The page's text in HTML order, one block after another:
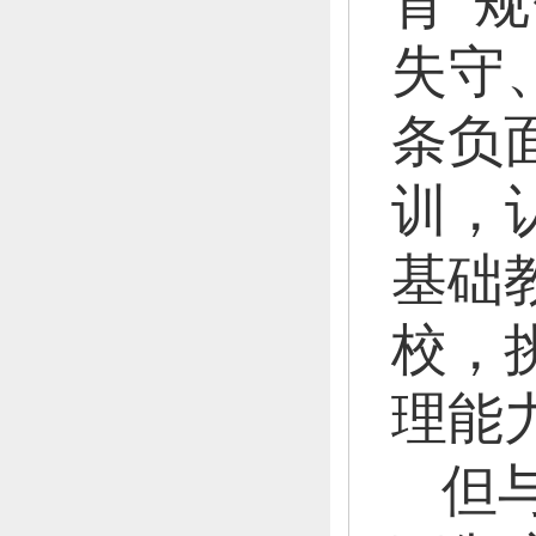
失守
条负
训，
基础
校，
理能
但